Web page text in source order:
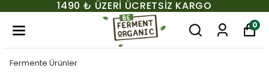
1490 ₺ ÜZERI ÜCRETSIZ KARGO
0
Fermente Ürünler